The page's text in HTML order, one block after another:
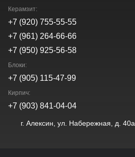
Керамзит:
+7 (920) 755-55-55
+7 (961) 264-66-66
+7 (950) 925-56-58
Блоки:
+7 (905) 115-47-99
Кирпич:
+7 (903) 841-04-04
г. Алексин, ул. Набережная, д. 40а